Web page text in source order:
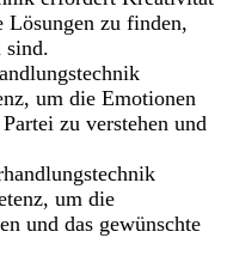
zu finden,
sind.
um die Emotionen
zu verstehen und
um die
und das gewünschte